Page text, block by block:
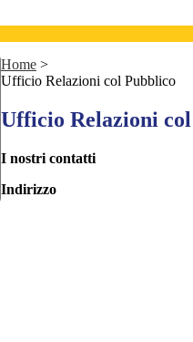
Home >
Ufficio Relazioni col Pubblico
Ufficio Relazioni
I nostri contatti
Indirizzo